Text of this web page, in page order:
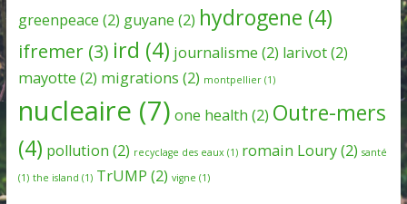
greenpeace (2) guyane (2) hydrogene (4)
ifremer(3) ird (4) journalisme (2) larivot(2)
mayotte (2) migrations (2) montpellier(1)
nucleaire (7) one health (2) Outre-mers
(4) pollution (2) recyclage des eaux (1) romain Loury(2) santé
(1) the island (1) TrUMP (2) vigne (1)